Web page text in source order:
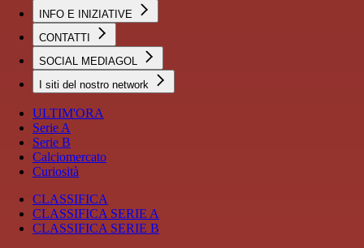
INFO E INIZIATIVE
CONTATTI
SOCIAL MEDIAGOL
I siti del nostro network
ULTIM'ORA
Serie A
Serie B
Calciomercato
Curiosità
CLASSIFICA
CLASSIFICA SERIE A
CLASSIFICA SERIE B